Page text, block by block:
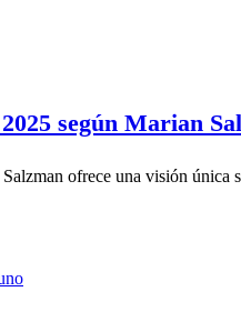
según Marian
ofrece una visión